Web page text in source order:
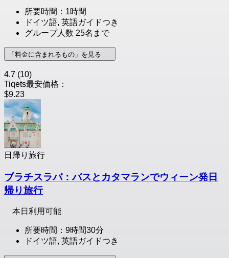
所要時間：1時間
ドイツ語, 英語ガイドつき
グループ人数 25名まで
「料金に含まれるもの」を見る
4.7 (10)
Tiqets最安価格：
$9.23
日帰り旅行
ブラチスラバ：バスとカタマランでウィーン発日
帰り旅行
本日利用可能
所要時間：9時間30分
ドイツ語, 英語ガイドつき